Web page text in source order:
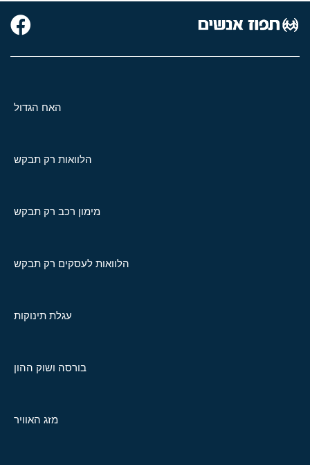
האח הגדול
הלוואות רק תבקש
מימון רכב רק תבקש
הלוואות לעסקים רק תבקש
עגלת תינוקות
בורסה ושוק ההון
מזג האוויר